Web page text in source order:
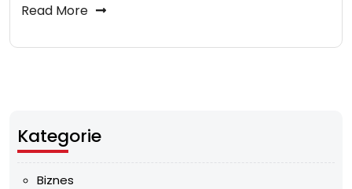
Read More
Kategorie
Biznes